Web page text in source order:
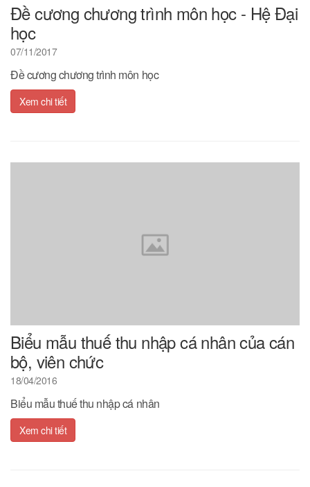
Đề cương chương trình môn học - Hệ Đại
học
07/11/2017
Đề cương chương trình môn học
Xem chi tiết
Biểu mẫu thuế thu nhập cá nhân của cán
bộ, viên chức
18/04/2016
Biểu mẫu thuế thu nhập cá nhân
Xem chi tiết